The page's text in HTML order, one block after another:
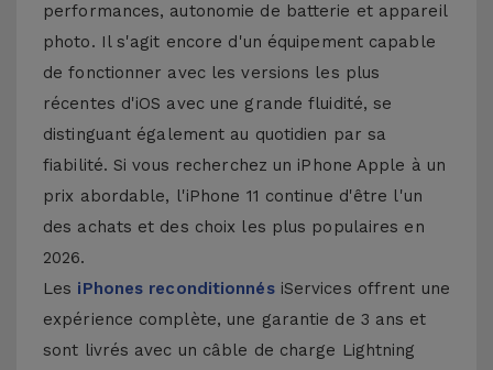
performances, autonomie de batterie et appareil
photo. Il s'agit encore d'un équipement capable
de fonctionner avec les versions les plus
récentes d'iOS avec une grande fluidité, se
distinguant également au quotidien par sa
fiabilité. Si vous recherchez un iPhone Apple à un
prix abordable, l'iPhone 11 continue d'être l'un
des achats et des choix les plus populaires en
2026.
Les iPhones reconditionnésiServices offrent une
expérience complète, une garantie de 3 ans et
sont livrés avec un câble de charge Lightning